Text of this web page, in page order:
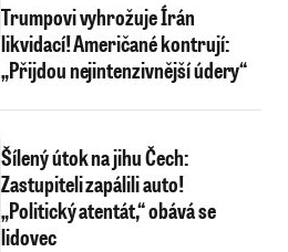
Trumpovi vyhrožuje Írán
likvidací! Američané kontrují:
„Přijdou nejintenzivnější údery“
Šílený útok na jihu Čech:
Zastupiteli zapálili auto!
„Politický atentát,“ obává se
lidovec